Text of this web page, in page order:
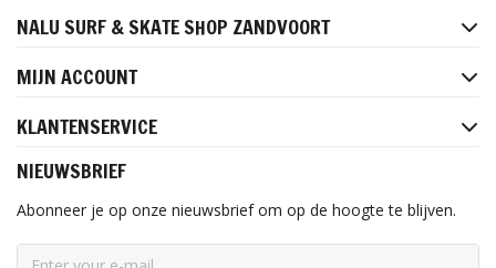
NALU SURF & SKATE SHOP ZANDVOORT
MIJN ACCOUNT
KLANTENSERVICE
NIEUWSBRIEF
Abonneer je op onze nieuwsbrief om op de hoogte te blijven.